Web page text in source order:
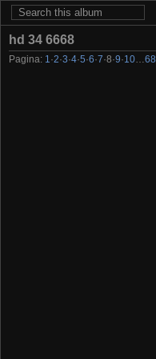
hd 34 6668
Pagina: 1 ·2·3·4·5·6·7·8·9·10 68